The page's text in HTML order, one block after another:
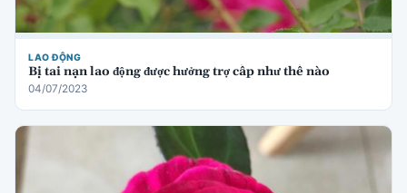
LAO ĐỘNG
Bị tai nạn lao động được hưởng trợ cấp như thế nào
04/07/2023